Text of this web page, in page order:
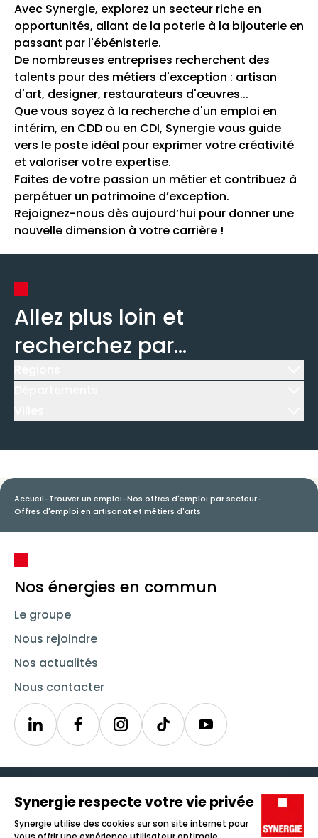
Avec Synergie, explorez un secteur riche en
opportunités, allant de la poterie à la bijouterie en
passant par l'ébénisterie.
De nombreuses entreprises recherchent des
talents pour des métiers d'exception : artisan
d'art, designer, restaurateurs d'œuvres...
Que vous soyez à la recherche d'un emploi en
intérim, en CDD ou en CDI, Synergie vous guide
vers le poste idéal pour exprimer votre créativité
et valoriser votre expertise.
Faites de votre passion un métier et contribuez à
perpétuer un patrimoine d’exception.
Rejoignez-nous dès aujourd’hui pour donner une
nouvelle dimension à votre carrière !
Allez plus loin et
recherchez par...
Accueil-Trouver un emploi-Nos offres d'emploi par secteur-
Offres d'emploi en artisanat et métiers d'arts
Nos énergies en commun
Le groupe
Nous rejoindre
Nos actualités
Nous contacter
LinkedinSynergieInstagramTikTok Youtube
Icône d'illustration
Candidats
Entreprises